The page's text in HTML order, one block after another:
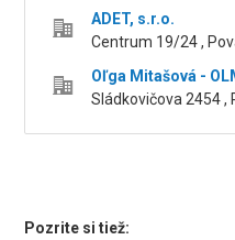
ADET, s.r.o.
Centrum 19/24 ,
Oľga Mitašová -
Sládkovičova 2454 ,
Pozrite si tiež: